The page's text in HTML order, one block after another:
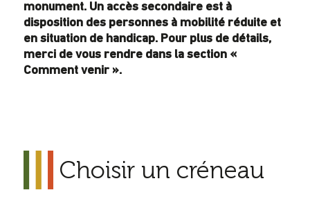
monument. Un accès secondaire est à
disposition des personnes à mobilité réduite et
en situation de handicap. Pour plus de détails,
merci de vous rendre dans la section «
Comment venir ».
Choisir un créneau